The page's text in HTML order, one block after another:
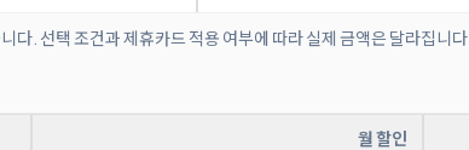
다. 선택 조건과 제휴카드 적용 여부에 따라 실제 금액은 달라집니다.
월 할인